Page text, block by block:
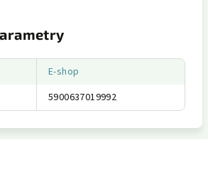
E-shop
5900637019992